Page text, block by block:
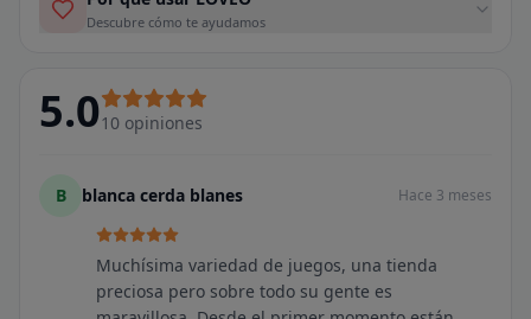
Descubre cómo te ayudamos
5.010 opiniones
B blanca cerda blanes Hace 3 meses
Muchísima variedad de juegos, una tienda
preciosa pero sobre todo su gente es